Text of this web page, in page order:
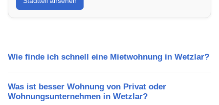
Lebensqualität, Verkehrsanbindung, Schulen,
Wie finde ich schnell eine Mietwohnung in Wetzlar?
Was ist besser Wohnung von Privat oder
Wohnungsunternehmen in Wetzlar?